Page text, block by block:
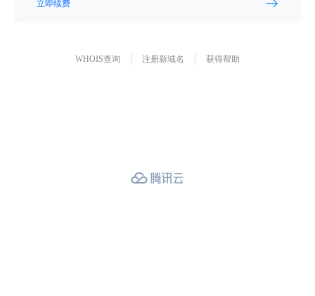
立即续费
WHOIS查询 注册新域名 获得帮助